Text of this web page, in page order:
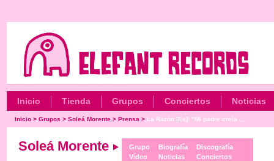
Inicio Tienda Grupos Conciertos Noticias
Inicio> Grupos > Soleá Morente> Prensa > La Razón [Es]: “Mi padre creía ...
Soleá Morente
Grupo
Vídeo
Biografía
Noticias
Discografía
Conciertos